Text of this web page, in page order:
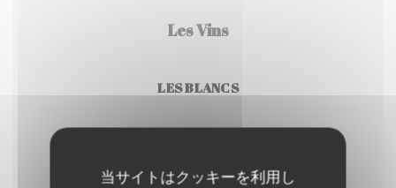
当サイトはクッキーを利用し
Les Vins
LES BLANCS